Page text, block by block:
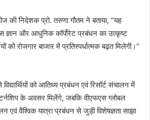
निदेशक प्रो. तरुणा गौतम ने बताया, “यह
ज्ञान और आधुनिक कॉर्पोरेट प्रबंधन का उत्कृष्ट
को रोजगार बाजार में प्रतिस्पर्धात्मक बढ़त मिलेगी।”
को आतिथ्य प्रबंधन एवं रिसॉर्ट संचालन में
के अवसर मिलेंगे, जबकि वीएफएस ग्लोबल
एवं वैश्विक यात्रा प्रबंधन से जुड़ी विशेषज्ञता साझा